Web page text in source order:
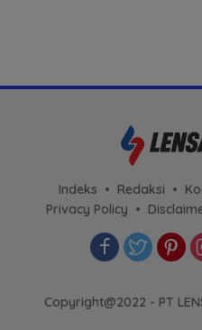
Indeks Redaksi
Privacy Policy
Copyright@2022 - PT